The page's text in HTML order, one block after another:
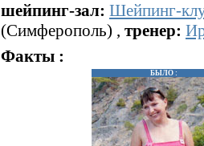
шейпинг-зал: Шейпинг-
(Симферополь) , тренер:
Факты :
БЫЛО :